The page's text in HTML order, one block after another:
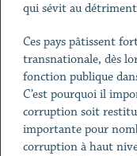
qui sévit au
Ces pays pâtissent
transnationale, dès
fonction publique
C’est pourquoi il
corruption soit
importante pour
corruption à haut